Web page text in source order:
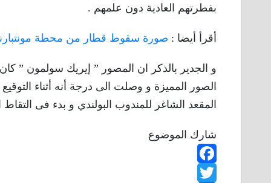
بفطرتهم العادية دون علمهم .
أقرأ أيضا : صورة سقوط قطار من محطة
و الجدير بالذكر ان المصور ” إيريك سولمون ”
المقعد الشاغر للمندوب البولندي و بدء فى
شارك الموضوع
F